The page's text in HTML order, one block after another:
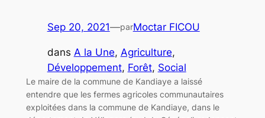
Sep 20, 2021—parMoctar FICOU
dans A la Une, Agriculture
Développement, Forêt, Social
Le maire de la commune de Kandiaye a laissé
entendre que les fermes agricoles communautaires
exploitées dans la commune de Kandiaye, dans le